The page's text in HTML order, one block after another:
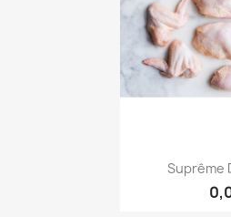

Suprême